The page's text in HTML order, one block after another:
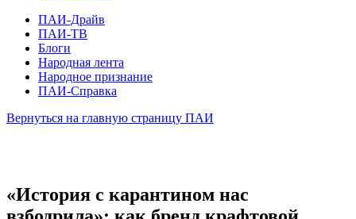
ПАИ-Драйв
ПАИ-ТВ
Блоги
Народная лента
Народное признание
ПАИ-Справка
Вернуться на главную страницу ПАИ
«История с карантином нас